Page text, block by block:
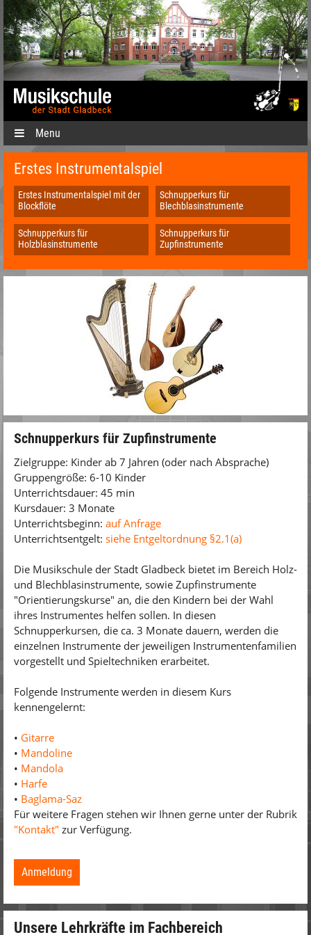
Menu
Erstes Instrumentalspiel
Erstes Instrumentalspiel mit der
Blockflöte
Schnupperkurs für
Blechblasinstrumente
Schnupperkurs für
Holzblasinstrumente
Schnupperkurs für
Zupfinstrumente
Schnupperkurs für Zupfinstrumente
Zielgruppe: Kinder ab 7 Jahren (oder nach Absprache)
Gruppengröße: 6-10 Kinder
Unterrichtsdauer: 45 min
Kursdauer: 3 Monate
Unterrichtsbeginn: auf Anfrage
Unterrichtsentgelt: siehe Entgeltordnung §2.1(a)
Die Musikschule der Stadt Gladbeck bietet im Bereich Holz-
und Blechblasinstrumente, sowie Zupfinstrumente
"Orientierungskurse" an, die den Kindern bei der Wahl
ihres Instrumentes helfen sollen. In diesen
Schnupperkursen, die ca. 3 Monate dauern, werden die
einzelnen Instrumente der jeweiligen Instrumentenfamilien
vorgestellt und Spieltechniken erarbeitet.
Folgende Instrumente werden in diesem Kurs
kennengelernt:
• Gitarre
• Mandoline
• Mandola
• Harfe
• Baglama-Saz
Für weitere Fragen stehen wir Ihnen gerne unter der Rubrik
"Kontakt" zur Verfügung.
Anmeldung
Unsere Lehrkräfte im Fachbereich